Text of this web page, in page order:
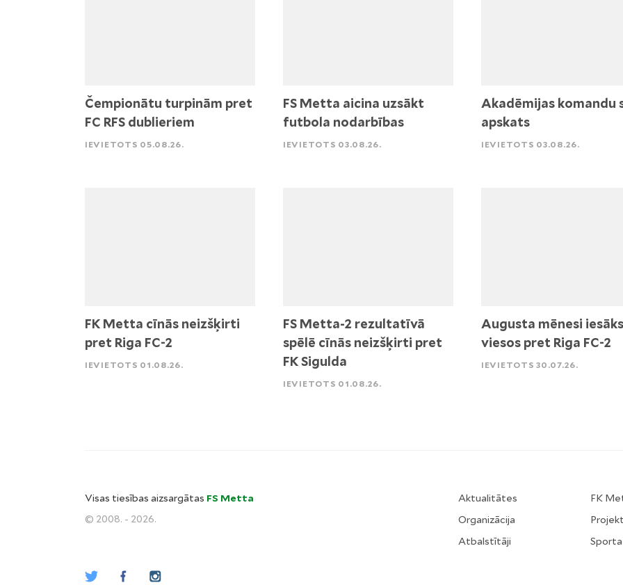
Čempionātu turpinām pret
FC RFS dublieriem
IEVIETOTS 05.08.26.
FS Metta aicina uzsākt
futbola nodarbības
IEVIETOTS 03.08.26.
Akadēmijas komandu
apskats
IEVIETOTS 03.08.26.
FK Metta cīnās neizšķirti
pret Riga FC-2
IEVIETOTS 01.08.26.
FS Metta-2 rezultatīvā
spēlē cīnās neizšķirti pret
FK Sigulda
IEVIETOTS 01.08.26.
Augusta mēnesi
viesos pret Riga FC-2
IEVIETOTS 30.07.26.
Visas tiesības aizsargātas FS Metta
© 2008. - 2026.
Aktualitātes
Organizācija
Atbalstītāji
FK